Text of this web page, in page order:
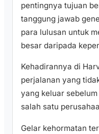
pentingnya tujuan
tanggung jawab
para lulusan untuk
besar daripada
Kehadirannya di
perjalanan yang
yang keluar
salah satu
Gelar kehormatan